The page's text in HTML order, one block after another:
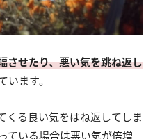
させたり、悪い気を跳ね返し
います。
くる良い気をはね返してしま
ている場合は悪い気が倍増